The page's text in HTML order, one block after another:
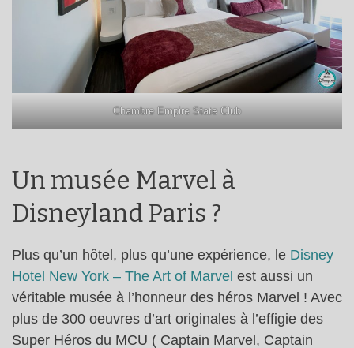
Chambre Empire State Club
Un musée Marvel à
Disneyland Paris ?
Plus qu’un hôtel, plus qu’une expérience, le Disney
Hotel New York – The Art of Marvel est aussi un
véritable musée à l’honneur des héros Marvel ! Avec
plus de 300 oeuvres d’art originales à l’effigie des
Super Héros du MCU ( Captain Marvel, Captain